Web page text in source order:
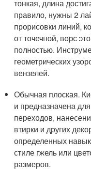
тонкая, длина
правило, нужны 2
прорисовки линий,
от точечной, ворс
полностью.
геометрических
вензелей.
Обычная плоская.
и предназначена
переходов,
втирки и других
определенных
стиле гжель или
размеров.